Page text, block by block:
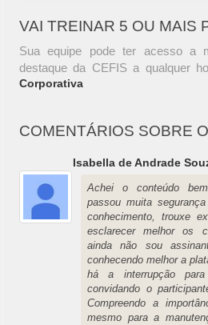
VAI TREINAR 5 OU MAIS
Sua equipe pode ter acesso a
destaque da CEFIS a qualquer
Corporativa
COMENTÁRIOS SOBRE
Isabella de Andrade
Achei o conteúdo
passou muita
conhecimento, trouxe
esclarecer melhor os
ainda não sou
conhecendo melhor a
há a interrupção
convidando o
Compreendo a
mesmo para a